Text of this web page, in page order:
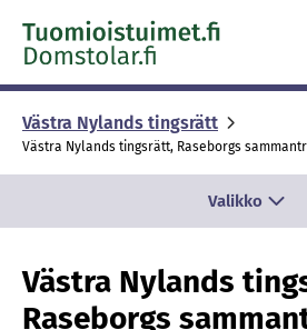
Skip to content -saavutettavuusohje
Västra Nylands tingsrätt
Västra Nylands tingsrätt, Raseborgs
Valikko
Västra Nylands
Raseborgs